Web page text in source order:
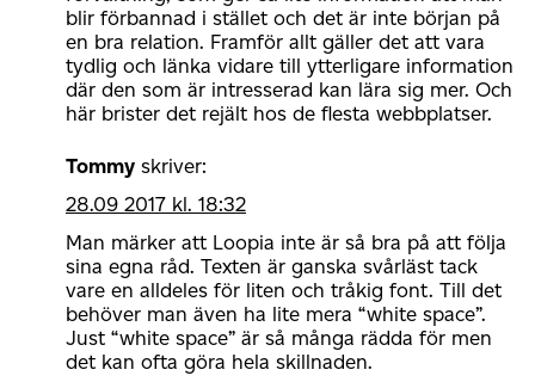
blir förbannad i stället och det är inte början på
en bra relation. Framför allt gäller det att vara
tydlig och länka vidare till ytterligare information
där den som är intresserad kan lära sig mer. Och
här brister det rejält hos de flesta webbplatser.
Tommy skriver:
28.09 2017 kl. 18:32
Man märker att Loopia inte är så bra på att följa
sina egna råd. Texten är ganska svårläst tack
vare en alldeles för liten och tråkig font. Till det
behöver man även ha lite mera “white space”.
Just “white space” är så många rädda för men
det kan ofta göra hela skillnaden.